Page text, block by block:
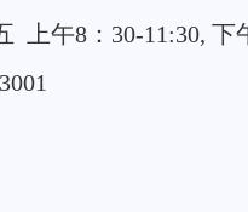
上午8：30-11:30, 下